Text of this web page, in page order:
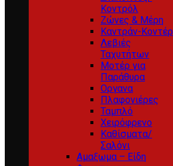
Κοντρόλ
Ζώνες & Μέρη
Καντράν-Κοντέρ
Λεβιές
Ταχυτήτων
Μοτέρ για
Παράθυρα
Οργανα
Πλαφονιέρες
Ταμπλό
Χειρόφρενο
Καθίσματα/
Σαλόνι
Αμαξωμα – Είδη